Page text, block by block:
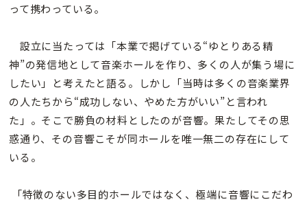
って携わっている。
設立に当たっては「本業で掲げている“ゆとりある精
神”の発信地として音楽ホールを作り、多くの人が集う場に
したい」と考えたと語る。しかし「当時は多くの音楽業界
の人たちから“成功しない、やめた方がいい”と言われ
た」。そこで勝負の材料としたのが音響。果たしてその思
惑通り、その音響こそが同ホールを唯一無二の存在にして
いる。
「特徴のない多目的ホールではなく、極端に音響にこだわ